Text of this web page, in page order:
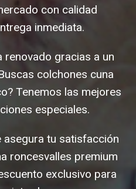
con calidad
inmediata.
renovado gracias a un
colchones cuna
Tenemos las mejores
especiales.
tu satisfacción
roncesvalles premium
exclusivo para